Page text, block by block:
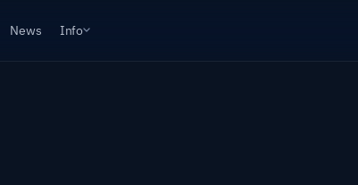
News Info